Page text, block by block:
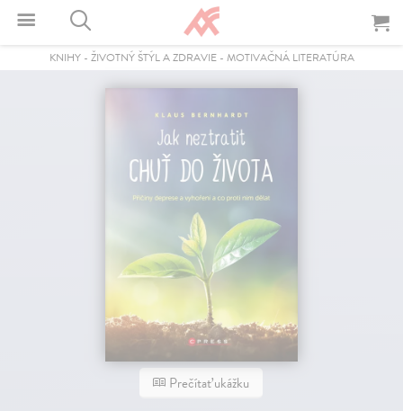
KNIHY- ŽIVOTNÝ ŠTÝL A ZDRAVIE- MOTIVAČNÁ LITERATÚRA
Prečítať ukážku